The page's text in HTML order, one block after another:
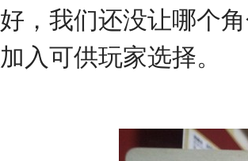
好，我们还没让哪个
加入可供玩家选择。